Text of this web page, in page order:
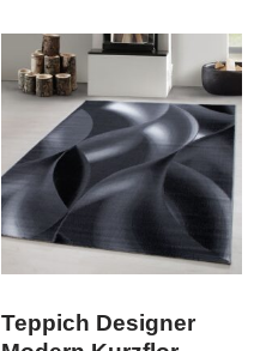
Teppich Designer